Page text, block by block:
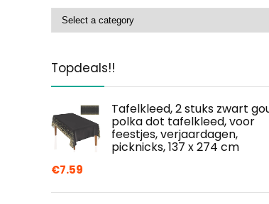
Topdeals!!
Tafelkleed, 2 stuks zwart
polka dot tafelkleed, voor
feestjes, verjaardagen,
picknicks, 137 x 274 cm
€7.59